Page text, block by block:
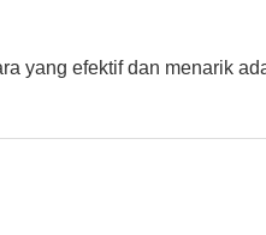
yang efektif dan menarik